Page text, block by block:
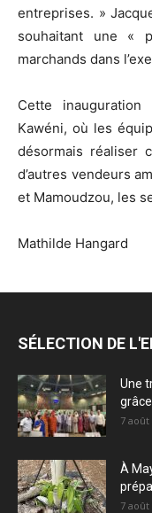
entreprises. »
souhaitant une «
marchands dans
Cette
Kawéni, où les
désormais réaliser
d’autres vendeurs
et Mamoudzou, les
Mathilde Hangard
SÉLECTION DE
Une
7 août
À
7 août